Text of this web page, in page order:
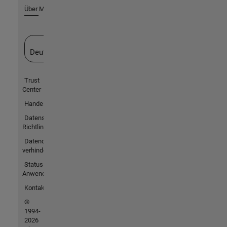
Über MathWorks
Deutschland
Trust
Center
Handelsmarken
Datenschutz-
Richtlinien
Datendiebstahl
verhindern
Status von
Anwendungen
Kontakt
©
1994-
2026